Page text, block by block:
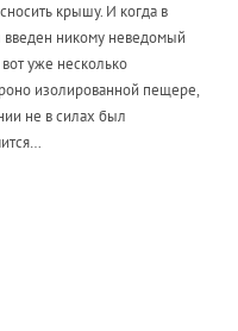
крышу. И когда в
введен никому неведомый
уже несколько
изолированной пещере,
не в силах был